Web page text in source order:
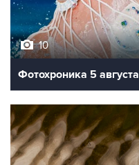
10
Фотохроника 5 августа